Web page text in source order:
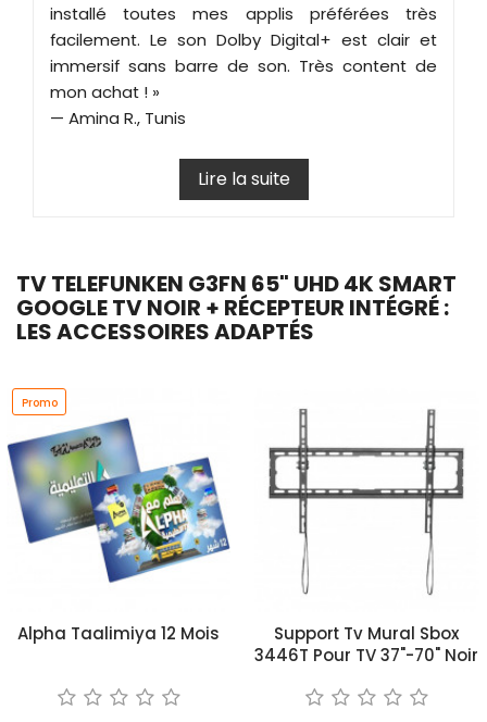
installé toutes mes applis préférées très
facilement. Le son Dolby Digital+ est clair et
immersif sans barre de son. Très content de
mon achat ! »
— Amina R., Tunis
Lire la suite
TV TELEFUNKEN G3FN 65" UHD 4K SMART
GOOGLE TV NOIR + RÉCEPTEUR INTÉGRÉ :
LES ACCESSOIRES ADAPTÉS
Promo
Alpha Taalimiya 12 Mois
Support Tv Mural Sbox
3446T Pour TV 37"-70" Noir